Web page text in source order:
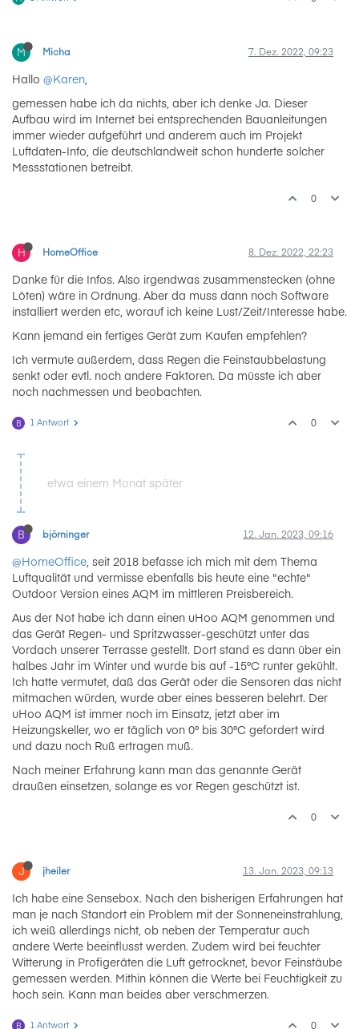
M Micha 7. Dez. 2022, 09:23
Hallo @Karen,
gemessen habe ich da nichts, aber ich denke Ja. Dieser
Aufbau wird im Internet bei entsprechenden Bauanleitungen
immer wieder aufgeführt und anderem auch im Projekt
Luftdaten-Info, die deutschlandweit schon hunderte solcher
Messstationen betreibt.
0
H HomeOffice 8. Dez. 2022, 22:23
Danke für die Infos. Also irgendwas zusammenstecken (ohne
Löten) wäre in Ordnung. Aber da muss dann noch Software
installiert werden etc, worauf ich keine Lust/Zeit/Interesse habe.
Kann jemand ein fertiges Gerät zum Kaufen empfehlen?
Ich vermute außerdem, dass Regen die Feinstaubbelastung
senkt oder evtl. noch andere Faktoren. Da müsste ich aber
noch nachmessen und beobachten.
B 1 Antwort 0
etwa einem Monat später
B björninger 12. Jan. 2023, 09:16
@HomeOffice, seit 2018 befasse ich mich mit dem Thema
Luftqualität und vermisse ebenfalls bis heute eine "echte"
Outdoor Version eines AQM im mittleren Preisbereich.
Aus der Not habe ich dann einen uHoo AQM genommen und
das Gerät Regen- und Spritzwasser-geschützt unter das
Vordach unserer Terrasse gestellt. Dort stand es dann über ein
halbes Jahr im Winter und wurde bis auf -15°C runter gekühlt.
Ich hatte vermutet, daß das Gerät oder die Sensoren das nicht
mitmachen würden, wurde aber eines besseren belehrt. Der
uHoo AQM ist immer noch im Einsatz, jetzt aber im
Heizungskeller, wo er täglich von 0° bis 30°C gefordert wird
und dazu noch Ruß ertragen muß.
Nach meiner Erfahrung kann man das genannte Gerät
draußen einsetzen, solange es vor Regen geschützt ist.
0
J jheiler 13. Jan. 2023, 09:13
Ich habe eine Sensebox. Nach den bisherigen Erfahrungen hat
man je nach Standort ein Problem mit der Sonneneinstrahlung,
ich weiß allerdings nicht, ob neben der Temperatur auch
andere Werte beeinflusst werden. Zudem wird bei feuchter
Witterung in Profigeräten die Luft getrocknet, bevor Feinstäube
gemessen werden. Mithin können die Werte bei Feuchtigkeit zu
hoch sein. Kann man beides aber verschmerzen.
B 1 Antwort 0